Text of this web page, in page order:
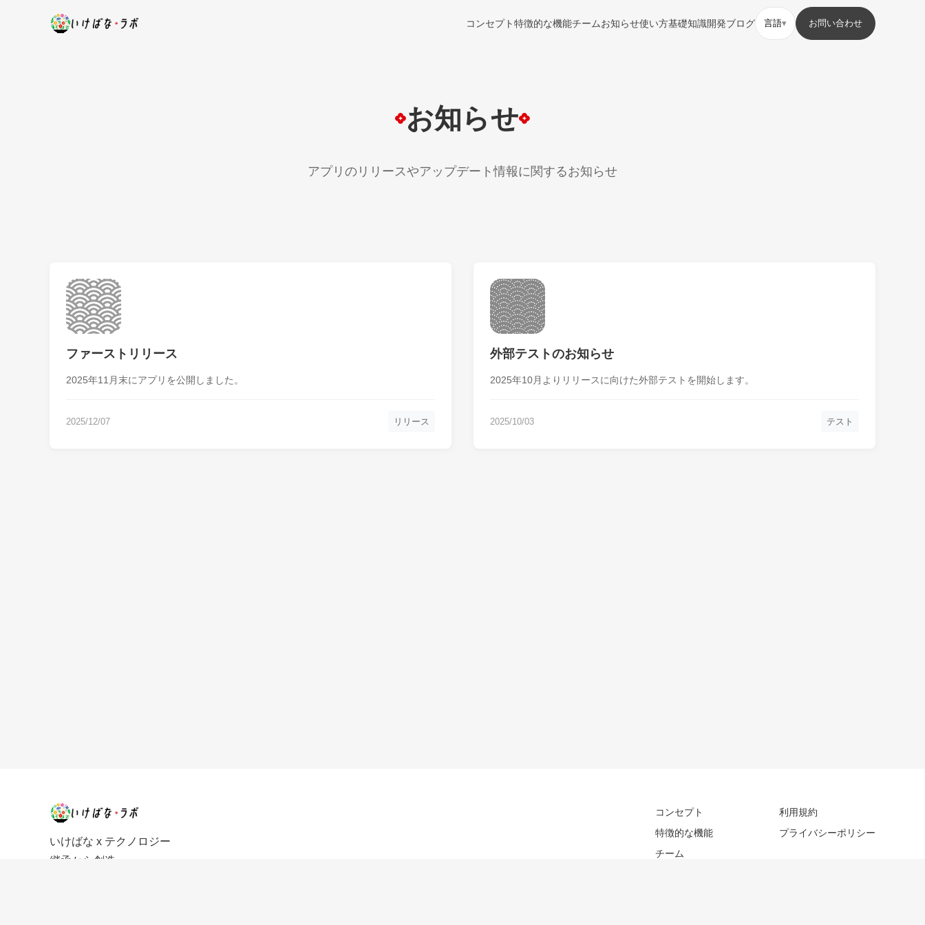
コンセプト特徴的な機能チームお知らせ使い方基礎知識開発ブログ 言語▾ お問い合わせ
お知らせ
アプリのリリースやアップデート情報に関するお知らせ
ファーストリリース
2025年11月末にアプリを公開しました。
2025/12/07 リリース
外部テストのお知らせ
2025年10月よりリリースに向けた外部テストを開始します。
2025/10/03 テスト
いけばな x テクノロジー
継承から創造へ
コンセプト
特徴的な機能
チーム
利用規約
プライバシーポリシー